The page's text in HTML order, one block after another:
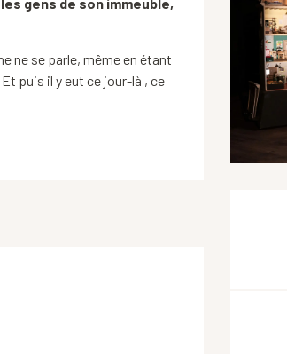
ne se parle, même en étant
puis il y eut ce jour-là , ce